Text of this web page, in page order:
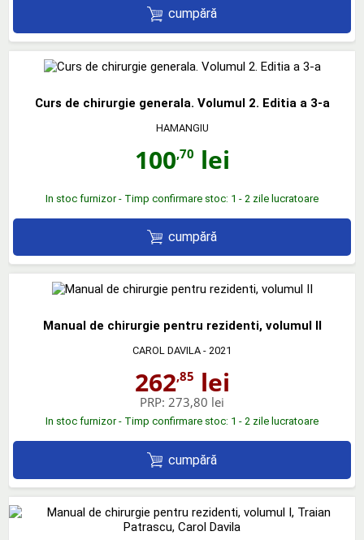
cumpără
Curs de chirurgie generala. Volumul 2. Editia a 3-a
HAMANGIU
100,70 lei
In stoc furnizor - Timp confirmare stoc: 1 - 2 zile lucratoare
cumpără
Manual de chirurgie pentru rezidenti, volumul II
CAROL DAVILA - 2021
262,85 lei
PRP: 273,80 lei
In stoc furnizor - Timp confirmare stoc: 1 - 2 zile lucratoare
cumpără